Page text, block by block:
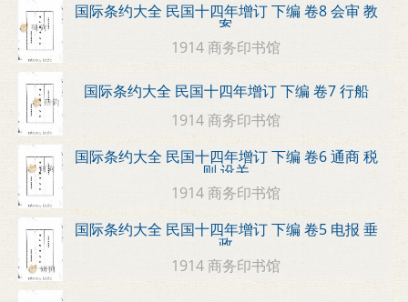
国际条约大全 民国十四年增订 下编 卷8 会审 教
案
1914 商务印书馆
国际条约大全 民国十四年增订 下编 卷7 行船
1914 商务印书馆
国际条约大全 民国十四年增订 下编 卷6 通商 税
则 设关
1914 商务印书馆
国际条约大全 民国十四年增订 下编 卷5 电报 垂
政
1914 商务印书馆